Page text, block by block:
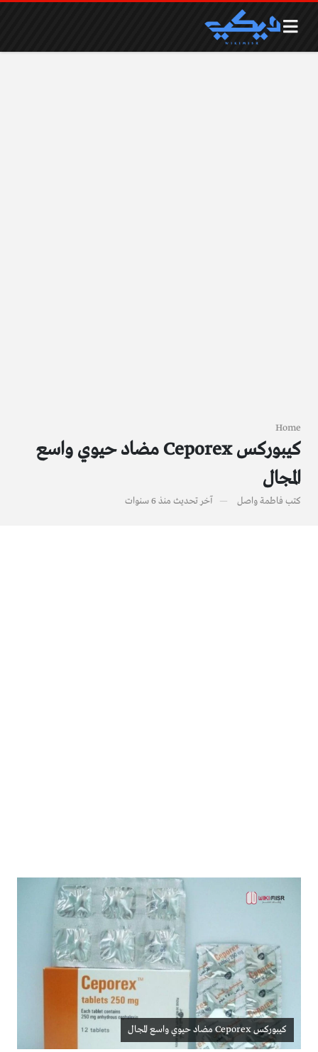
Home
كيبوركس Ceporex مضاد حيوي واسع
المجال
كتب فاطمة واصل آخر تحديث منذ 6 سنوات
كيبوركس Ceporex مضاد حيوي واسع المجال